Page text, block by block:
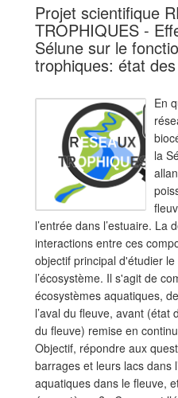
Projet scientifique
TROPHIQUES -
Sélune sur le
trophiques: état
En
la
l’entrée dans l’estuaire. La
interactions entre ces
objectif principal d'étudier
l’écosystème. Il s'agit de
écosystèmes aquatiques,
l’aval du fleuve, avant
du fleuve) remise en
Objectif, répondre aux
barrages et leurs lacs dans
aquatiques dans le fleuve,